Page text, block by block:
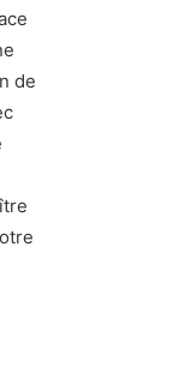
de